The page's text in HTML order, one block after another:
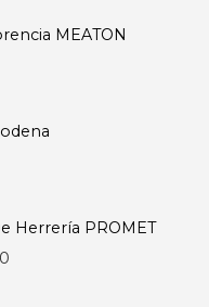
$ 3.125,00MEATON
Herrería PROMET